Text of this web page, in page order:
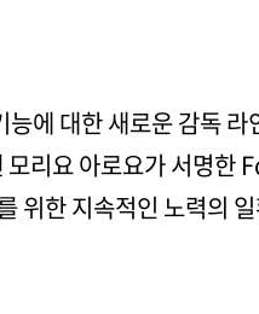
에 대한 새로운 감독
리요 아로요가 서명
위한 지속적인 노력의